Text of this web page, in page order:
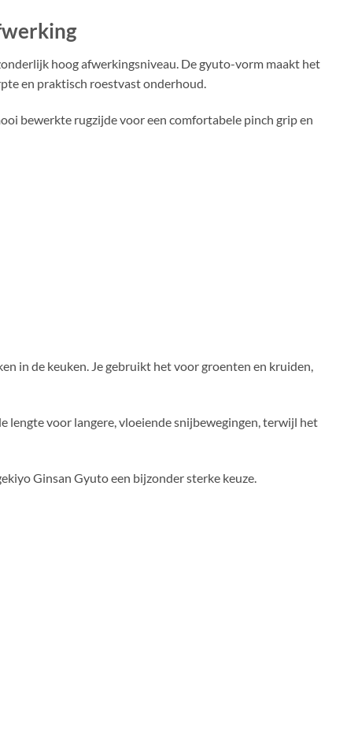
hoog afwerkingsniveau. De gyuto-vorm maakt het
en praktisch roestvast onderhoud.
bewerkte rugzijde voor een comfortabele pinch grip en
in de keuken. Je gebruikt het voor groenten en kruiden,
lengte voor langere, vloeiende snijbewegingen, terwijl het
Ginsan Gyuto een bijzonder sterke keuze.